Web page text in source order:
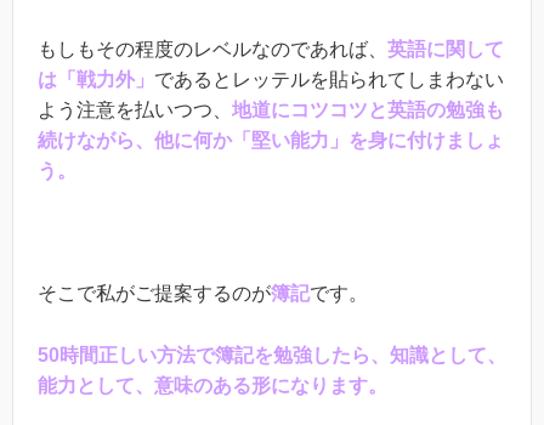
もしもその程度のレベルなのであれば、 英語に関して
は「戦力外」 であるとレッテルを貼られてしまわない
よう注意を払いつつ、 地道にコツコツと英語の勉強も
続けながら、他に何か「堅い能力」を身に付けましょ
う。
そこで私がご提案するのが簿記です。
50 時間正しい方法で簿記を勉強したら、知識として、
能力として、意味のある形になります。